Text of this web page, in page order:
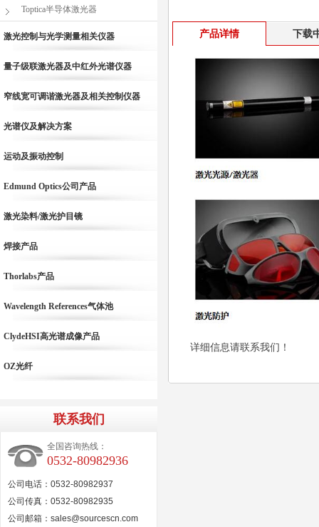
产品详情 下载
详细信息请联系我们！
Toptica半导体激光器
激光控制与光学测量相关仪器
量子级联激光器及中红外光谱仪器
窄线宽可调谐激光器及相关控制仪器
光谱仪及解决方案
运动及振动控制
Edmund Optics公司产品
激光染料/激光护目镜
焊接产品
Thorlabs产品
Wavelength References气体池
ClydeHSI高光谱成像产品
OZ光纤
联系我们
全国咨询热线：
0532-80982936
公司电话：0532-80982937
公司传真：0532-80982935
公司邮箱：sales@sourcescn.com